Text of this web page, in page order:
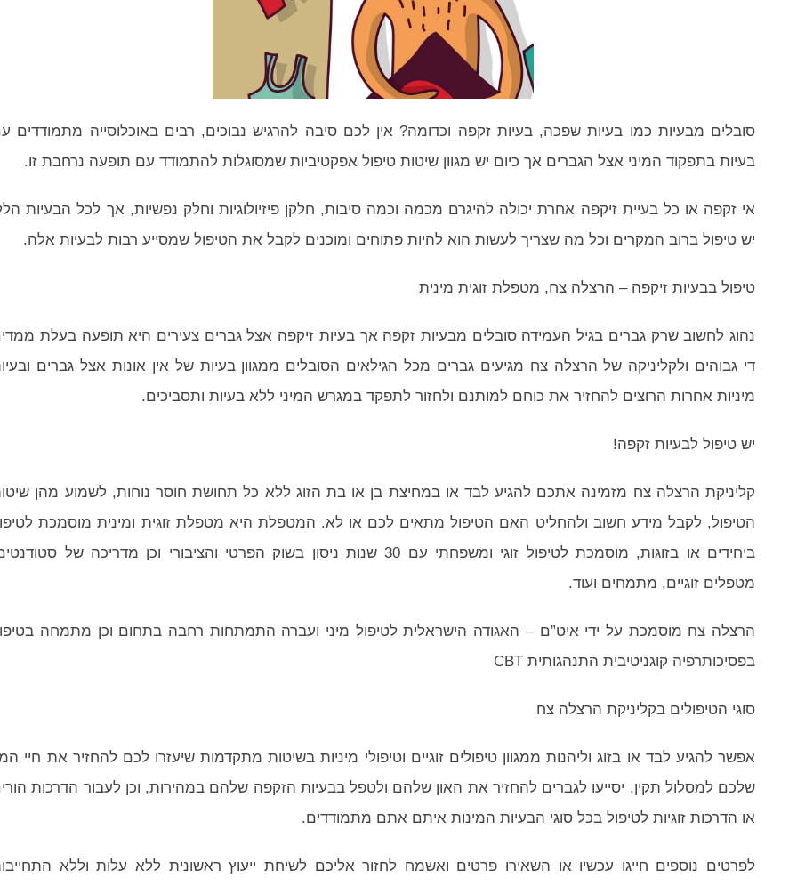
סובלים מבעיות כמו בעיות שפכה, בעיות זקפה וכדומה? אין לכם סיבה להרגיש נבוכים, רבים באוכלוסייה מתמודדים
בעיות בתפקוד המיני אצל הגברים אך כיום יש מגוון שיטות טיפול אפקטיביות שמסוגלות להתמודד עם תופעה נרחבת זו.
אי זקפה או כל בעיית זיקפה אחרת יכולה להיגרם מכמה וכמה סיבות, חלקן פיזיולוגיות וחלק נפשיות, אך לכל הבעיות
יש טיפול ברוב המקרים וכל מה שצריך לעשות הוא להיות פתוחים ומוכנים לקבל את הטיפול שמסייע רבות לבעיות אלה.
טיפול בבעיות זיקפה – הרצלה צח, מטפלת זוגית מינית
נהוג לחשוב שרק גברים בגיל העמידה סובלים מבעיות זקפה אך בעיות זיקפה אצל גברים צעירים היא תופעה בעלת
די גבוהים ולקליניקה של הרצלה צח מגיעים גברים מכל הגילאים הסובלים ממגוון בעיות של אין אונות אצל גברים
מיניות אחרות הרוצים להחזיר את כוחם למותנם ולחזור לתפקד במגרש המיני ללא בעיות ותסביכים.
יש טיפול לבעיות זקפה!
קליניקת הרצלה צח מזמינה אתכם להגיע לבד או במחיצת בן או בת הזוג ללא כל תחושת חוסר נוחות, לשמוע מהן
הטיפול, לקבל מידע חשוב ולהחליט האם הטיפול מתאים לכם או לא. המטפלת היא מטפלת זוגית ומינית מוסמכת
ביחידים או בזוגות, מוסמכת לטיפול זוגי ומשפחתי עם 30 שנות ניסון בשוק הפרטי והציבורי וכן מדריכה של
מטפלים זוגיים, מתמחים ועוד.
הרצלה צח מוסמכת על ידי איט”ם – האגודה הישראלית לטיפול מיני ועברה התמתחות רחבה בתחום וכן מתמחה
בפסיכותרפיה קוגניטיבית התנהגותית CBT
סוגי הטיפולים בקליניקת הרצלה צח
אפשר להגיע לבד או בזוג וליהנות ממגוון טיפולים זוגיים וטיפולי מיניות בשיטות מתקדמות שיעזרו לכם להחזיר את חיי
שלכם למסלול תקין, יסייעו לגברים להחזיר את האון שלהם ולטפל בבעיות הזקפה שלהם במהירות, וכן לעבור הדרכות
או הדרכות זוגיות לטיפול בכל סוגי הבעיות המינות איתם אתם מתמודדים.
לפרטים נוספים חייגו עכשיו או השאירו פרטים ואשמח לחזור אליכם לשיחת ייעוץ ראשונית ללא עלות וללא